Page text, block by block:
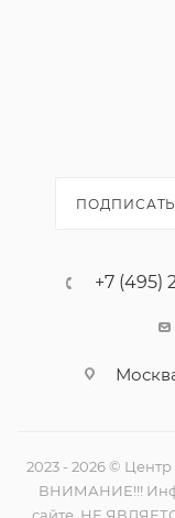
+7 (495)
2023 - 2026 ©
ВНИМАНИЕ!!!